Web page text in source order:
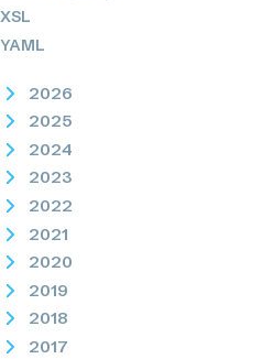
XSL
YAML
2026
2025
2024
2023
2022
2021
2020
2019
2018
2017